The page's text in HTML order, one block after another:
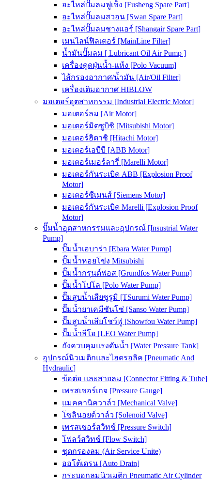
อะไหล่ปั๊มลมฟูเช็ง [Fusheng Spare Part]
อะไหล่ปั๊มลมสวอน [Swan Spare Part]
อะไหล่ปั๊มลมชางแอร์ [Shangair Spare Part]
เมนไลน์ฟิลเตอร์ [MainLine Filter]
น้ำมันปั๊มลม [ Lubricant Oil Air Pump ]
เครื่องดูดฝุ่นน้ำ-แห้ง [Polo Vacuum]
ไส้กรองอากาศ/น้ำมัน [Air/Oil Filter]
เครื่องเติมอากาศ HIBLOW
มอเตอร์อุตสาหกรรม [Industrial Electric Motor]
มอเตอร์ลม [Air Motor]
มอเตอร์มิตซูบิชิ [Mitsubishi Motor]
มอเตอร์ฮิตาชิ [Hitachi Motor]
มอเตอร์เอบีบี [ABB Motor]
มอเตอร์เมอร์ลารี่ [Marelli Motor]
มอเตอร์กันระเบิด ABB [Explosion Proof
Motor]
มอเตอร์ซีเมนส์ [Siemens Motor]
มอเตอร์กันระเบิด Marelli [Explosion Proof
Motor]
ปั๊มน้ำอุตสาหกรรมและอุปกรณ์ [Insustrial Water
Pump]
ปั๊มน้ำเอบาร่า [Ebara Water Pump]
ปั๊มน้ำหอยโข่ง Mitsubishi
ปั๊มน้ำกรุนด์ฟอส [Grundfos Water Pump]
ปั๊มน้ำโปโล [Polo Water Pump]
ปั๊มสูบน้ำเสียซูรูมิ [TSurumi Water Pump]
ปั๊มน้ำยาเคมีซันโซ่ [Sanso Water Pump]
ปั๊มสูบน้ำเสียโชว์ฟู [Showfou Water Pump]
ปั๊มน้ำลีโอ [LEO Water Pump]
ถังควบคุมแรงดันน้ำ [Water Pressure Tank]
อุปกรณ์นิวเมติกและไฮดรอลิค [Pneumatic And
Hydraulic]
ข้อต่อ และสายลม [Connector Fitting & Tube]
เพรสเชอร์เกจ [Pressure Gauge]
แมคคานิควาล์ว [Mechanical Valve]
โซลินอยด์วาล์ว [Solenoid Valve]
เพรสเชอร์สวิทช์ [Pressure Switch]
โฟลว์สวิทช์ [Flow Switch]
ชุดกรองลม (Air Service Unite)
ออโต้เดรน [Auto Drain]
กระบอกลมนิวเมติก Pneumatic Air Cylinder